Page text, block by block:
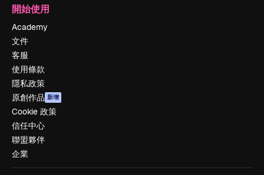
開始使用
Academy
文件
客服
使用條款
隱私政策
原創作品 新增
Cookie 政策
信任中心
聯盟夥伴
企業